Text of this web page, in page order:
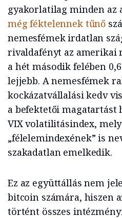
gyakorlatilag minden az
még féktelennek tűnő
nemesfémek irdatlan
rivaldafényt az amerikai
a hét második felében
lejjebb. A nemesfémek
kockázatvállalási kedv
a befektetői magatartást
VIX volatilitásindex,
„félelemindexének” is
szakadatlan emelkedik.
Ez az együttállás nem
bitcoin számára, hiszen
történt összes